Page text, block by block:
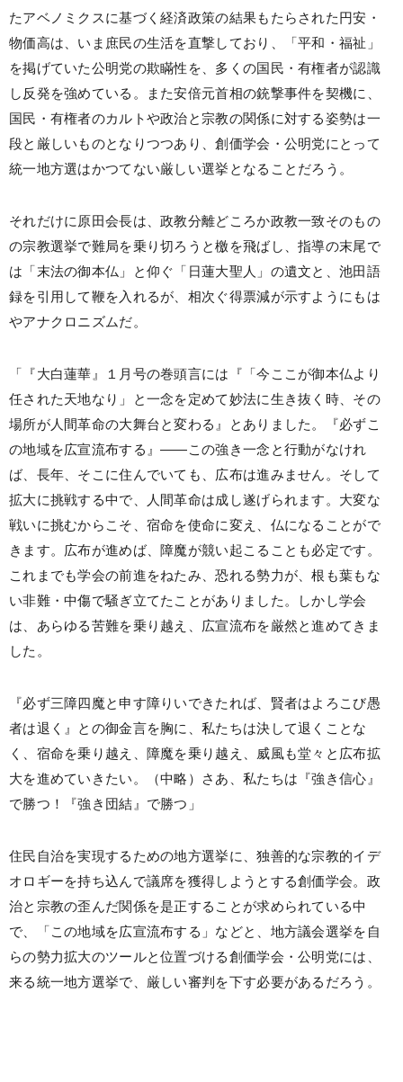
たアベノミクスに基づく経済政策の結果もたらされた円安・
物価高は、いま庶民の生活を直撃しており、「平和・福祉」
を掲げていた公明党の欺瞞性を、多くの国民・有権者が認識
し反発を強めている。また安倍元首相の銃撃事件を契機に、
国民・有権者のカルトや政治と宗教の関係に対する姿勢は一
段と厳しいものとなりつつあり、創価学会・公明党にとって
統一地方選はかつてない厳しい選挙となることだろう。
それだけに原田会長は、政教分離どころか政教一致そのもの
の宗教選挙で難局を乗り切ろうと檄を飛ばし、指導の末尾で
は「末法の御本仏」と仰ぐ「日蓮大聖人」の遺文と、池田語
録を引用して鞭を入れるが、相次ぐ得票減が示すようにもは
やアナクロニズムだ。
「『大白蓮華』１月号の巻頭言には『「今ここが御本仏より
任された天地なり」と一念を定めて妙法に生き抜く時、その
場所が人間革命の大舞台と変わる』とありました。『必ずこ
の地域を広宣流布する』――この強き一念と行動がなけれ
ば、長年、そこに住んでいても、広布は進みません。そして
拡大に挑戦する中で、人間革命は成し遂げられます。大変な
戦いに挑むからこそ、宿命を使命に変え、仏になることがで
きます。広布が進めば、障魔が競い起こることも必定です。
これまでも学会の前進をねたみ、恐れる勢力が、根も葉もな
い非難・中傷で騒ぎ立てたことがありました。しかし学会
は、あらゆる苦難を乗り越え、広宣流布を厳然と進めてきま
した。
『必ず三障四魔と申す障りいできたれば、賢者はよろこび愚
者は退く』との御金言を胸に、私たちは決して退くことな
く、宿命を乗り越え、障魔を乗り越え、威風も堂々と広布拡
大を進めていきたい。（中略）さあ、私たちは『強き信心』
で勝つ！『強き団結』で勝つ」
住民自治を実現するための地方選挙に、独善的な宗教的イデ
オロギーを持ち込んで議席を獲得しようとする創価学会。政
治と宗教の歪んだ関係を是正することが求められている中
で、「この地域を広宣流布する」などと、地方議会選挙を自
らの勢力拡大のツールと位置づける創価学会・公明党には、
来る統一地方選挙で、厳しい審判を下す必要があるだろう。